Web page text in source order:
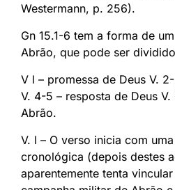
Westermann, p. 256).
Gn 15.1-6 tem a forma de
Abrão, que pode ser
V l – promessa de Deus V.
V. 4-5 – resposta de Deus
Abrão.
V. l – O verso inicia com
cronológica (depois destes
aparentemente tenta vincular